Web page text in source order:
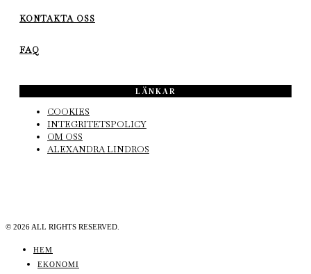
KONTAKTA OSS
FAQ
LÄNKAR
COOKIES
INTEGRITETSPOLICY
OM OSS
ALEXANDRA LINDROS
© 2026 ALL RIGHTS RESERVED.
HEM
EKONOMI